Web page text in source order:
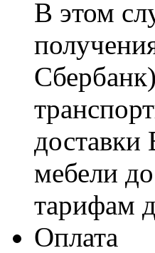
В этом
доставки
мебели
тарифам
Оплата